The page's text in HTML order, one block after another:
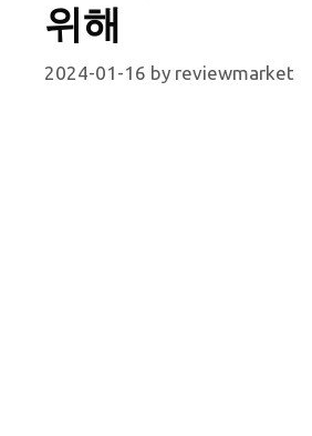
위해
2024-01-16 by reviewmarket